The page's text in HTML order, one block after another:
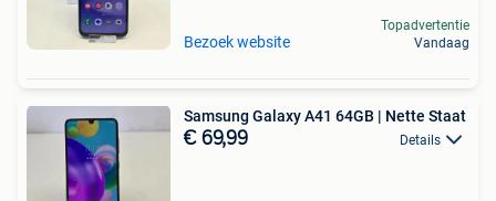
Bezoek website
Topadvertentie
Vandaag
Samsung Galaxy A41 64GB | Nette Staat
€ 69,99 Details